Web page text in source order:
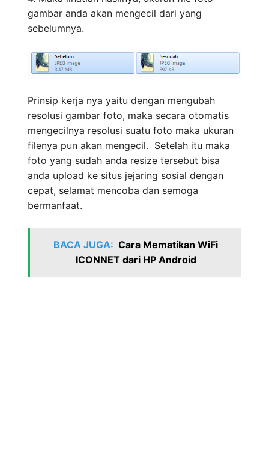
gambar anda akan mengecil dari yang
sebelumnya.
Prinsip kerja nya yaitu dengan mengubah
resolusi gambar foto, maka secara otomatis
mengecilnya resolusi suatu foto maka ukuran
filenya pun akan mengecil. Setelah itu maka
foto yang sudah anda resize tersebut bisa
anda upload ke situs jejaring sosial dengan
cepat, selamat mencoba dan semoga
bermanfaat.
BACA JUGA: Cara Mematikan WiFi
ICONNET dari HP Android